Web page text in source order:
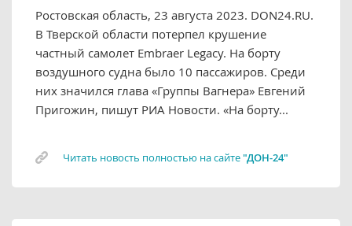
Ростовская область, 23 августа 2023. DON24.RU.
В Тверской области потерпел крушение
частный самолет Embraer Legacy. На борту
воздушного судна было 10 пассажиров. Среди
них значился глава «Группы Вагнера» Евгений
Пригожин, пишут РИА Новости. «На борту...
Читать новость полностью на сайте"ДОН-24"